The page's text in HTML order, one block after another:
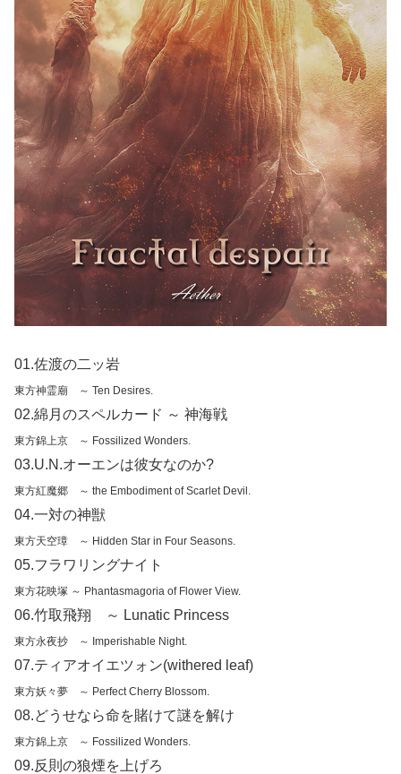
01.佐渡の二ッ岩
東方神霊廟 ～ Ten Desires.
02.綿月のスペルカード ～ 神海戦
東方錦上京 ～ Fossilized Wonders.
03.U.N.オーエンは彼女なのか?
東方紅魔郷 ～ the Embodiment of Scarlet Devil.
04.一対の神獣
東方天空璋 ～ Hidden Star in Four Seasons.
05.フラワリングナイト
東方花映塚 ～ Phantasmagoria of Flower View.
06.竹取飛翔 ～ Lunatic Princess
東方永夜抄 ～ Imperishable Night.
07.ティアオイエツォン(withered leaf)
東方妖々夢 ～ Perfect Cherry Blossom.
08.どうせなら命を賭けて謎を解け
東方錦上京 ～ Fossilized Wonders.
09.反則の狼煙を上げろ